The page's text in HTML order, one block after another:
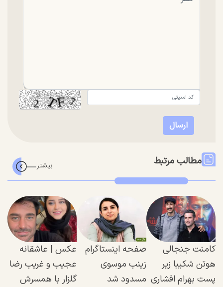
مطالب مرتبط
کامنت جنجالی
هوتن شکیبا زیر
پست بهرام افشاری
صفحه اینستاگرام
زینب موسوی
مسدود شد
عکس | عاشقانه
عجیب و غریب رضا
گلزار با همسرش